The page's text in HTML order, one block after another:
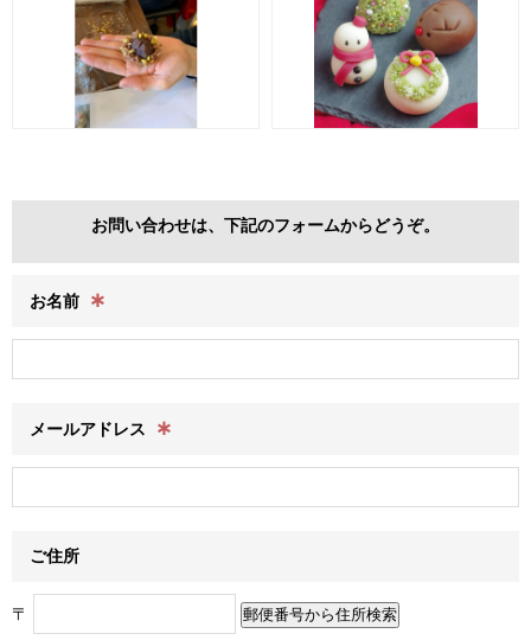
お問い合わせは、下記のフォームからどうぞ。
お名前 ∗
メールアドレス ∗
ご住所
〒